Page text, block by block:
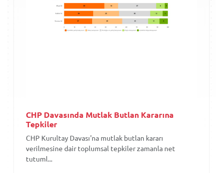
CHP Davasında Mutlak Butlan Kararına
Tepkiler
CHP Kurultay Davası'na mutlak butlan kararı
verilmesine dair toplumsal tepkiler zamanla net
tutuml...